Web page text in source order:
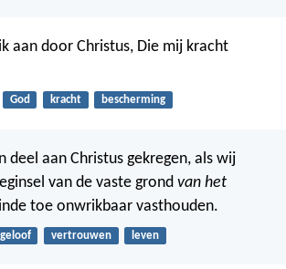
aan door Christus, Die mij kracht
God kracht bescherming
deel aan Christus gekregen, als wij
van de vaste grond van het
toe onwrikbaar vasthouden.
geloof vertrouwen leven